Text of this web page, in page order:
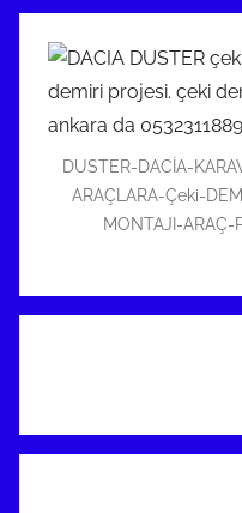
DUSTER-DACİA-
ARAÇLARA-Çeki-
MONTAJI-ARAÇ-